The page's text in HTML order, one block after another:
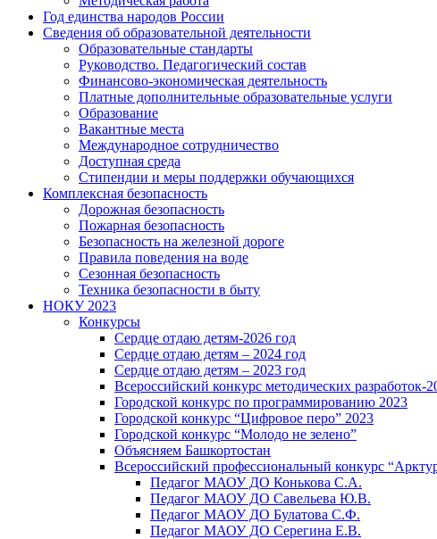
Год единства народов России
Сведения об образовательной деятельности
Образовательные стандарты
Руководство. Педагогический состав
Финансово-экономическая деятельность
Платные дополнительные образовательные услуги
Образование
Вакантные места
Международное сотрудничество
Доступная среда
Стипендии и меры поддержки обучающихся
Комплексная безопасность
Дорожная безопасность
Пожарная безопасность
Безопасность на железной дороге
Правила поведения на воде
Сезонная безопасность
Техника безопасности в быту
НОКУ 2023
Конкурсы
Сердце отдаю детям-2026 год
Сердце отдаю детям – 2024 год
Сердце отдаю детям – 2023 год
Всероссийский конкурс методических разработок-
Городской конкурс по программированию 2023
Городской конкурс “Цифровое перо” 2023
Городской конкурс “Молодо не зелено”
Объясняем Башкортостан
Всероссийский профессиональный конкурс
Педагог МАОУ ДО Конькова С.А.
Педагог МАОУ ДО Савельева Ю.В.
Педагог МАОУ ДО Булатова С.Ф.
Педагог МАОУ ДО Серегина Е.В.